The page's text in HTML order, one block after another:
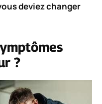
deviez changer
?